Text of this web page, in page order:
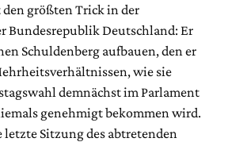
größten Trick in der
Bundesrepublik Deutschland: Er
Schuldenberg aufbauen, den er
wie sie
demnächst im Parlament
genehmigt bekommen wird.
letzte Sitzung des abtretenden